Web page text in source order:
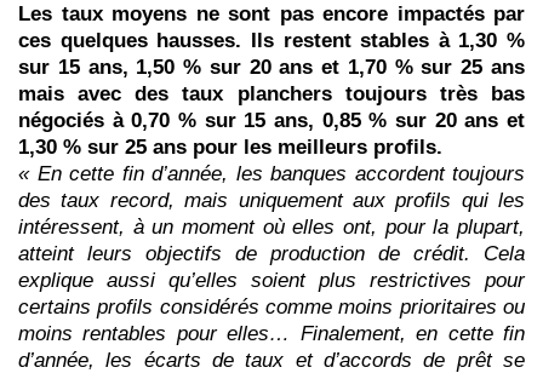
Les taux moyens ne sont pas encore impactés par
ces quelques hausses. Ils restent stables à 1,30 %
sur 15 ans, 1,50 % sur 20 ans et 1,70 % sur 25 ans
mais avec des taux planchers toujours très bas
négociés à 0,70 % sur 15 ans, 0,85 % sur 20 ans et
1,30 % sur 25 ans pour les meilleurs profils.
« En cette fin d’année, les banques accordent toujours
des taux record, mais uniquement aux profils qui les
intéressent, à un moment où elles ont, pour la plupart,
atteint leurs objectifs de production de crédit. Cela
explique aussi qu’elles soient plus restrictives pour
certains profils considérés comme moins prioritaires ou
moins rentables pour elles… Finalement, en cette fin
d’année, les écarts de taux et d’accords de prêt se